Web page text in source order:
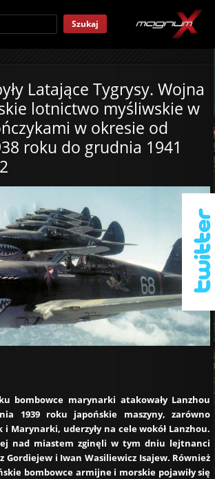
Szukaj
Latające Tygrysy. Wojna
lotnictwo myśliwskie w
w okresie od
roku do grudnia 1941
bombowce marynarki atakowały Lanzhou
1939 roku japońskie maszyny, zarówno
Marynarki, uderzyły na cele wokół Lanzhou.
nad miastem zginęli w tym dniu lejtnanci
Gordiejew i Iwan Wasiliewicz Isajew. Również
bombowce armijne i morskie pojawiły się